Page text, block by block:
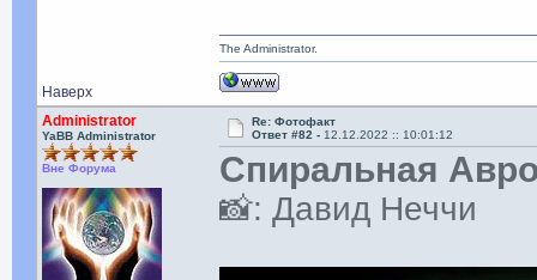
Наверх
The Administrator.
Administrator
YaBB Administrator
Вне Форума
Re: Фотофакт
Ответ #82 - 12.12.2022 :: 10:01:12
Спиральная
📸: Давид Неччи